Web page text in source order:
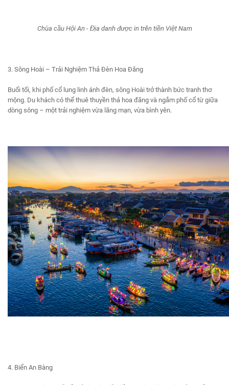
Chùa cầu Hội An - Địa danh được in trên tiền Việt Nam
3. Sông Hoài – Trải Nghiệm Thả Đèn Hoa Đăng
Buổi tối, khi phố cổ lung linh ánh đèn, sông Hoài trở thành bức tranh thơ
mộng. Du khách có thể thuê thuyền thả hoa đăng và ngắm phố cổ từ giữa
dòng sông – một trải nghiệm vừa lãng mạn, vừa bình yên.
4. Biển An Bàng